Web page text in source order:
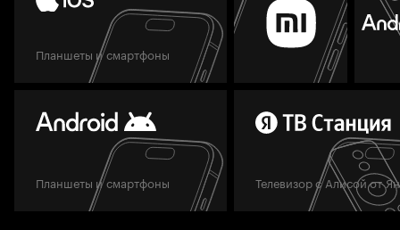
Планшеты и смартфоны
Планшеты и смартфоны Телевизор с Алисой от